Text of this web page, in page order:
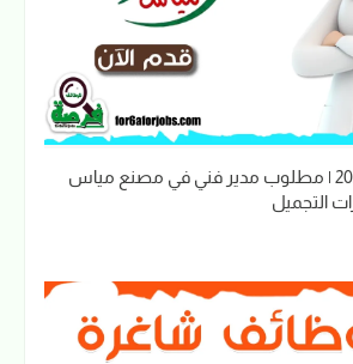
وظائف السودان2026 | مطلوب مدير فني في مصنع مياس
التجميل